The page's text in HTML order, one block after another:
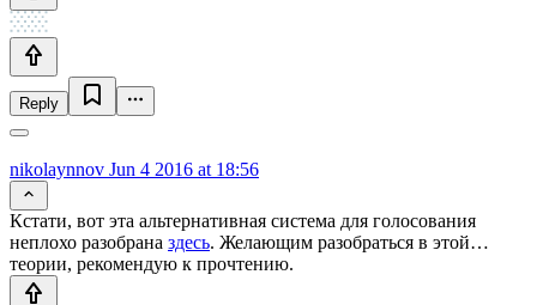
Reply
nikolaynnov Jun 4 2016 at 18:56
Кстати, вот эта альтернативная система для голосования
неплохо разобрана здесь. Желающим разобраться в этой…
теории, рекомендую к прочтению.